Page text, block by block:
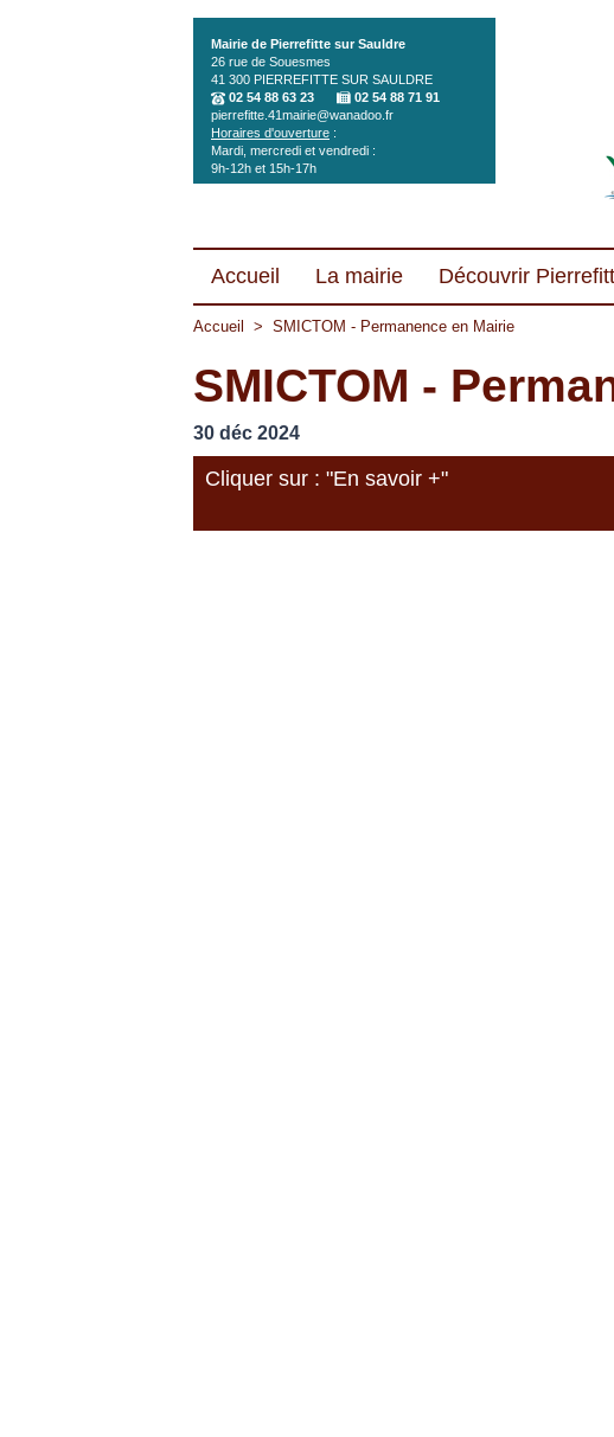
Mairie de Pierrefitte sur Sauldre
26 rue de Souesmes
41 300 PIERREFITTE SUR SAULDRE
02 54 88 63 23
02 54 88 71 91
pierrefitte.41mairie@wanadoo.fr
Horaires d'ouverture :
Mardi, mercredi et vendredi :
9h-12h et 15h-17h
Accueil La mairie Découvrir
Accueil > SMICTOM - Permanence en Mairie
SMICTOM -
30 déc 2024
Cliquer sur : "En savoir +"